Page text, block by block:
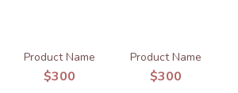
Product Name
$300
Product Name
$300